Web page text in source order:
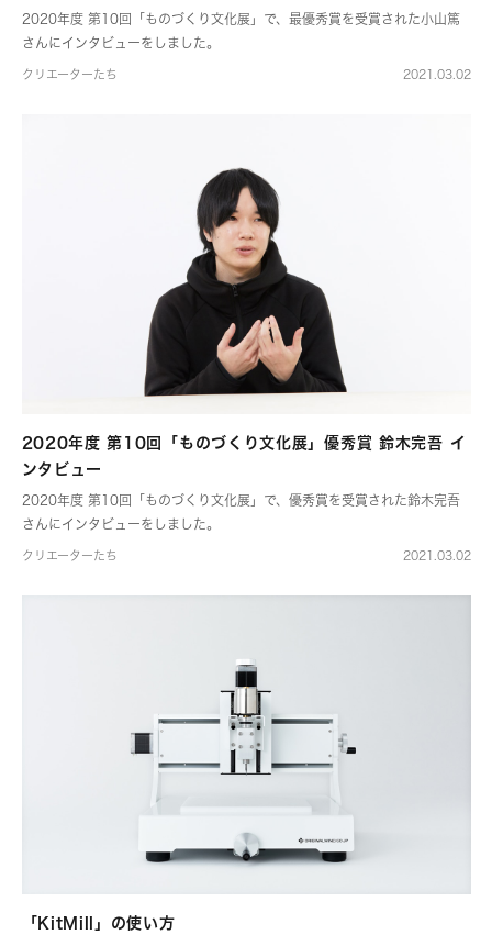
2020年度 第10回「ものづくり文化展」で、最優秀賞を受賞された小山篤
さんにインタビューをしました。
クリエーターたち 2021.03.02
2020年度 第10回「ものづくり文化展」優秀賞 鈴木完吾 イ
ンタビュー
2020年度 第10回「ものづくり文化展」で、優秀賞を受賞された鈴木完吾
さんにインタビューをしました。
クリエーターたち 2021.03.02
「KitMill」の使い方